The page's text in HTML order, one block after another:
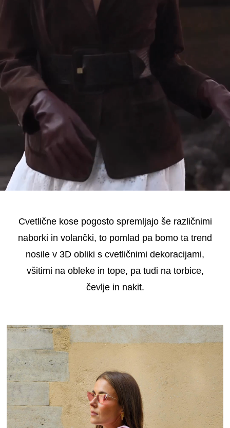
Cvetlične kose pogosto spremljajo še različnimi
naborki in volančki, to pomlad pa bomo ta trend
nosile v 3D obliki s cvetličnimi dekoracijami,
všitimi na obleke in tope, pa tudi na torbice,
čevlje in nakit.